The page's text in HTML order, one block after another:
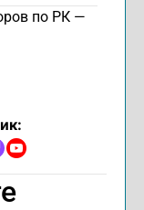
по РК —